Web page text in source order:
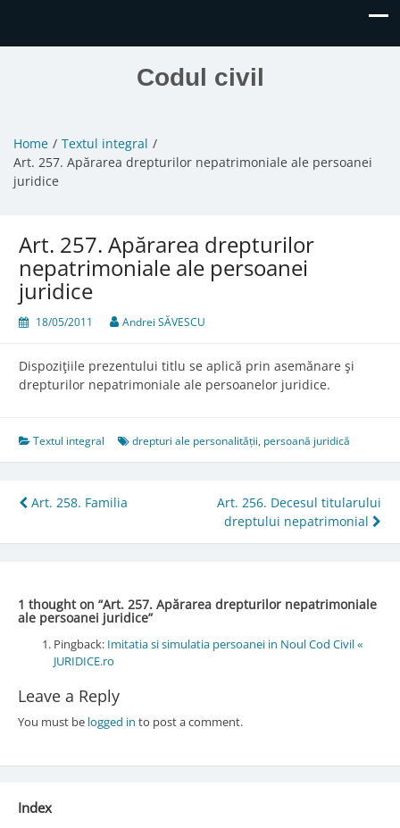
Codul civil
Home
Textul integral
Art. 257. Apărarea drepturilor nepatrimoniale ale persoanei
juridice
Art. 257. Apărarea drepturilor
nepatrimoniale ale persoanei
juridice
18/05/2011 Andrei SĂVESCU
Dispoziţiile prezentului titlu se aplică prin asemănare şi
drepturilor nepatrimoniale ale persoanelor juridice.
Textul integral drepturi ale personalității, persoană juridică
Post
navigation
Art. 258. Familia
Art. 256. Decesul titularului
dreptului nepatrimonial
1 thought on “Art. 257. Apărarea drepturilor nepatrimoniale
ale persoanei juridice”
Pingback: Imitatia si simulatia persoanei in Noul Cod Civil «
JURIDICE.ro
Leave a Reply
You must be logged in to post a comment.
Index